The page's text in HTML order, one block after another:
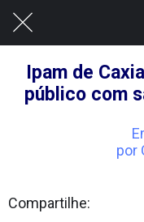
Ipam de
público com
por
Compartilhe: